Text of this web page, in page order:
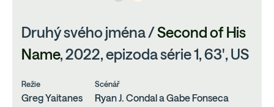
Druhý svého jména /Second of His
Name, 2022, epizoda série 1, 63', US
Režie
Greg Yaitanes
Scénář
Ryan J. Condal a Gabe Fonseca